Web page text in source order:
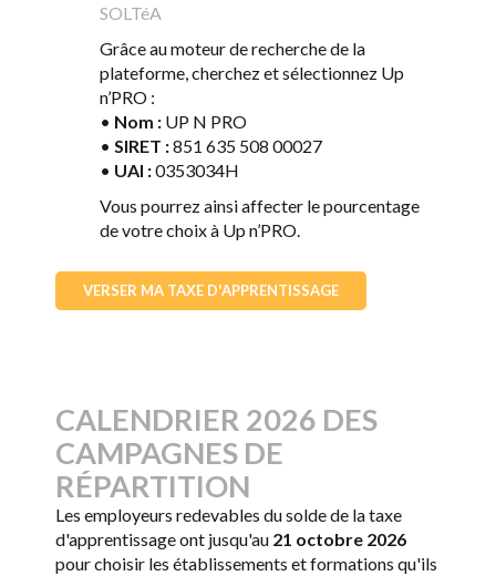
SOLTéA
Grâce au moteur de recherche de la
plateforme, cherchez et sélectionnez Up
n’PRO :
• Nom : UP N PRO
• SIRET :851 635 508 00027
• UAI :0353034H
Vous pourrez ainsi affecter le pourcentage
de votre choix à Up n’PRO.
VERSER MA TAXE D'APPRENTISSAGE
CALENDRIER 2026 DES
CAMPAGNES DE
RÉPARTITION
Les employeurs redevables du solde de la taxe
d'apprentissage ont jusqu'au 21 octobre 2026
pour choisir les établissements et formations qu'ils